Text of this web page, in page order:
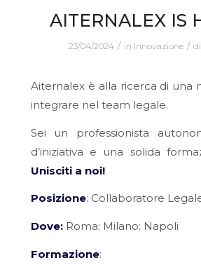
AITERNALEX IS
23/04/2024 / in Innovazione /
Aiternalex è alla ricerca di una
integrare nel team legale.
Sei un professionista
d’iniziativa e una solida
Unisciti a noi!
Posizione: Collaboratore
Dove:Roma; Milano; Napoli
Formazione: